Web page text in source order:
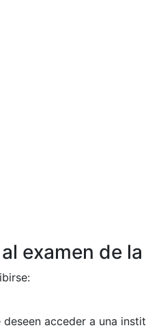
examen de
acceder a una